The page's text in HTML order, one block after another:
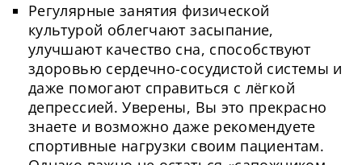
Регулярные занятия физической
культурой облегчают засыпание,
улучшают качество сна, способствуют
здоровью сердечно-сосудистой системы и
даже помогают справиться с лёгкой
депрессией. Уверены, Вы это прекрасно
знаете и возможно даже рекомендуете
спортивные нагрузки своим пациентам.